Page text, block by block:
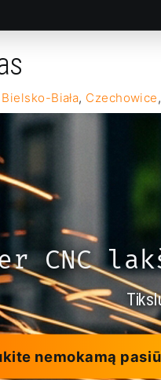
Biała, Czechowice,
CNC
nemokamą